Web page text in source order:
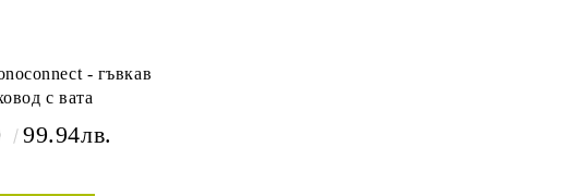
- гъвкав
с вата
99.94лв.